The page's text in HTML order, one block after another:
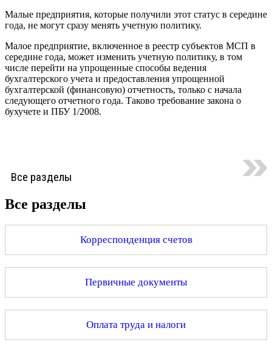
Малые предприятия, которые получили этот статус в середине
года, не могут сразу менять учетную политику.
Малое предприятие, включенное в реестр субъектов МСП в
середине года, может изменить учетную политику, в том
числе перейти на упрощенные способы ведения
бухгалтерского учета и предоставления упрощенной
бухгалтерской (финансовую) отчетность, только с начала
следующего отчетного года. Таково требование закона о
бухучете и ПБУ 1/2008.
Все разделы
Все разделы
Корреспонденция счетов
Первичные документы
Оплата труда и налоги